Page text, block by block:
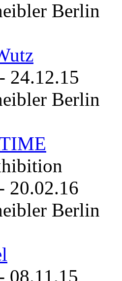
Berlin
- 24.12.15
Berlin
20.02.16
Berlin
08.11.15